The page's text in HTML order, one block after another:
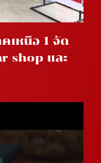
เหนือ 1 จัด
shop และ